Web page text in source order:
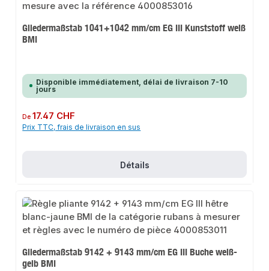
Gliedermaßstab 1041+1042 mm/cm EG III Kunststoff weiß
BMI
Disponible immédiatement, délai de livraison 7-10
jours
Prix régulier :
De17.47 CHF
Prix TTC, frais de livraison en sus
Détails
Gliedermaßstab 9142 + 9143 mm/cm EG III Buche weiß-
gelb BMI